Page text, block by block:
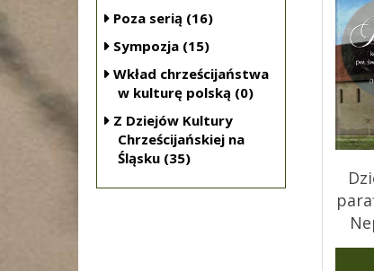
Poza serią (16)
Sympozja (15)
Wkład chrześcijaństwa
w kulturę polską (0)
Z Dziejów Kultury
Chrześcijańskiej na
Śląsku (35)